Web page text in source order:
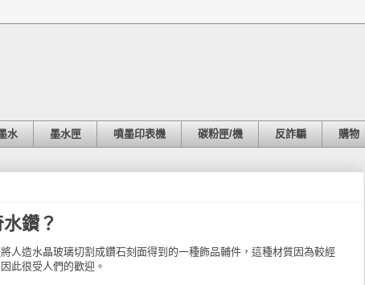
水 墨水匣 噴墨印表機 碳粉匣/機 反詐騙 購物
鑽？
將人造水晶玻璃切割成鑽石刻面得到的一種飾品輔件，這種材質因為較經
此很受人們的歡迎。